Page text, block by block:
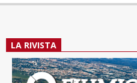
LA RIVISTA